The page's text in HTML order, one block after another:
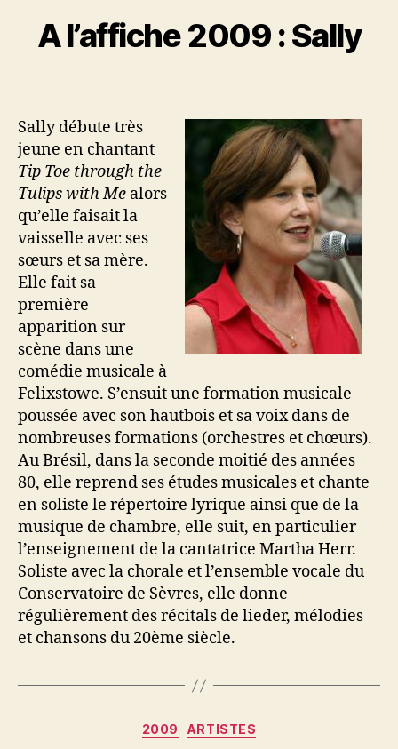
A l’affiche 2009 : Sally
Sally débute très
jeune en chantant
Tip Toe through the
Tulips with Me alors
qu’elle faisait la
vaisselle avec ses
sœurs et sa mère.
Elle fait sa
première
apparition sur
scène dans une
comédie musicale à
Felixstowe. S’ensuit une formation musicale
poussée avec son hautbois et sa voix dans de
nombreuses formations (orchestres et chœurs).
Au Brésil, dans la seconde moitié des années
80, elle reprend ses études musicales et chante
en soliste le répertoire lyrique ainsi que de la
musique de chambre, elle suit, en particulier
l’enseignement de la cantatrice Martha Herr.
Soliste avec la chorale et l’ensemble vocale du
Conservatoire de Sèvres, elle donne
régulièrement des récitals de lieder, mélodies
et chansons du 20ème siècle.
Categories
2009 ARTISTES